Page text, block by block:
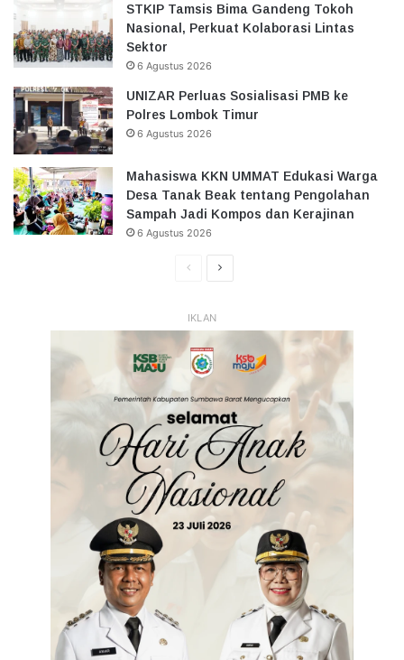
STKIP Tamsis Bima Gandeng Tokoh
Nasional, Perkuat Kolaborasi Lintas
Sektor
6 Agustus 2026
UNIZAR Perluas Sosialisasi PMB ke
Polres Lombok Timur
6 Agustus 2026
Mahasiswa KKN UMMAT Edukasi Warga
Desa Tanak Beak tentang Pengolahan
Sampah Jadi Kompos dan Kerajinan
6 Agustus 2026
HalamanHalaman
IKLAN